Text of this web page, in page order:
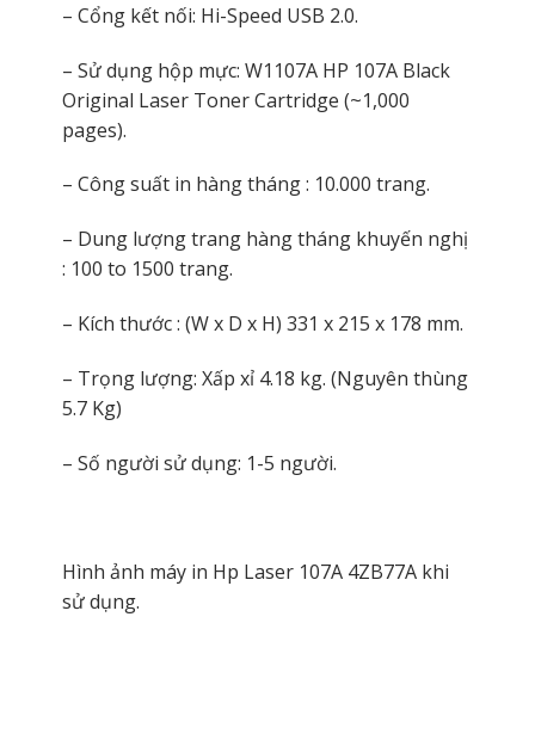
– Cổng kết nối: Hi-Speed USB 2.0.
– Sử dụng hộp mực: W1107A HP 107A Black
Original Laser Toner Cartridge (~1,000
pages).
– Công suất in hàng tháng : 10.000 trang.
– Dung lượng trang hàng tháng khuyến nghị
: 100 to 1500 trang.
– Kích thước : (W x D x H) 331 x 215 x 178 mm.
– Trọng lượng: Xấp xỉ 4.18 kg. (Nguyên thùng
5.7 Kg)
– Số người sử dụng: 1-5 người.
Hình ảnh máy in Hp Laser 107A 4ZB77A khi
sử dụng.